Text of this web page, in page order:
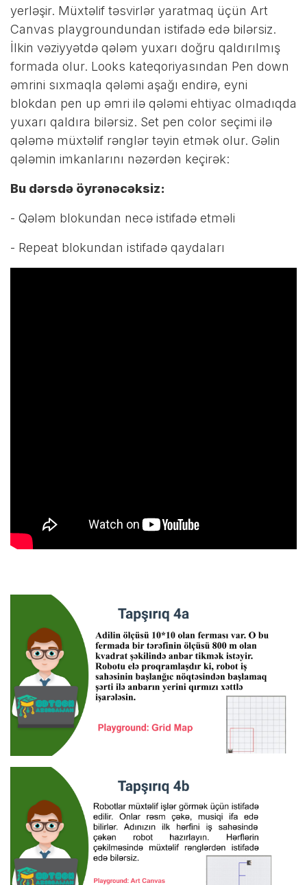
yerləşir. Müxtəlif təsvirlər yaratmaq üçün Art
Canvas playgroundundan istifadə edə bilərsiz.
İlkin vəziyyətdə qələm yuxarı doğru qaldırılmış
formada olur. Looks kateqoriyasından Pen down
əmrini sıxmaqla qələmi aşağı endirə, eyni
blokdan pen up əmri ilə qələmi ehtiyac olmadıqda
yuxarı qaldıra bilərsiz. Set pen color seçimi ilə
qələmə müxtəlif rənglər təyin etmək olur. Gəlin
qələmin imkanlarını nəzərdən keçirək:
Bu dərsdə öyrənəcəksiz:
- Qələm blokundan necə istifadə etməli
- Repeat blokundan istifadə qaydaları